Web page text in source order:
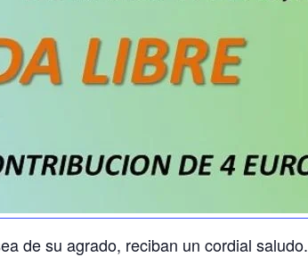
de su agrado, reciban un cordial saludo.